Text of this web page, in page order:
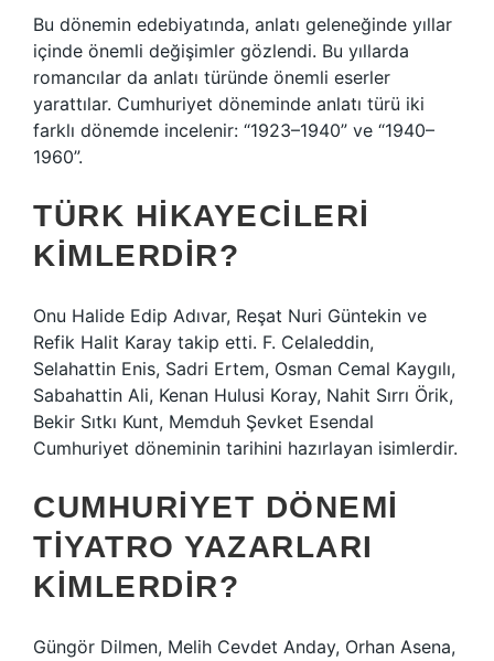
Bu dönemin edebiyatında, anlatı geleneğinde yıllar
içinde önemli değişimler gözlendi. Bu yıllarda
romancılar da anlatı türünde önemli eserler
yarattılar. Cumhuriyet döneminde anlatı türü iki
farklı dönemde incelenir: “1923–1940” ve “1940–
1960”.
TÜRK HIKAYECILERI
KIMLERDIR?
Onu Halide Edip Adıvar, Reşat Nuri Güntekin ve
Refik Halit Karay takip etti. F. Celaleddin,
Selahattin Enis, Sadri Ertem, Osman Cemal Kaygılı,
Sabahattin Ali, Kenan Hulusi Koray, Nahit Sırrı Örik,
Bekir Sıtkı Kunt, Memduh Şevket Esendal
Cumhuriyet döneminin tarihini hazırlayan isimlerdir.
CUMHURIYET DÖNEMI
TIYATRO YAZARLARI
KIMLERDIR?
Güngör Dilmen, Melih Cevdet Anday, Orhan Asena,